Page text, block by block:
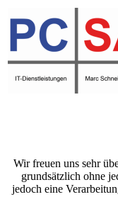
Wir freuen uns sehr
grundsätzlich ohne
jedoch eine